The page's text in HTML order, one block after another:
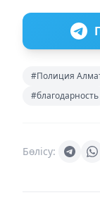
#Полиция
#благодарность
Бөлісу: